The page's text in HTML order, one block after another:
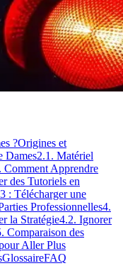
?Origines et
Dames2.1. Matériel
Comment Apprendre
des Tutoriels en
: Télécharger une
Professionnelles4.
la Stratégie4.2. Ignorer
Comparaison des
Aller Plus
GlossaireFAQ